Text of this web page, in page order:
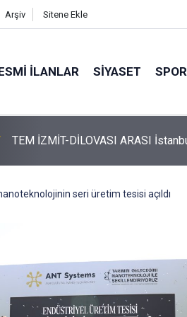
Arşiv Sitene Ekle
İLANLAR SİYASET SPOR
GTO'dan Üyelerine Ticari Fırsat
seri üretim tesisi açıldı